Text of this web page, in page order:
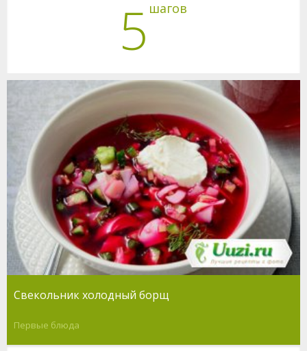
5 шагов
Свекольник холодный борщ
Первые блюда